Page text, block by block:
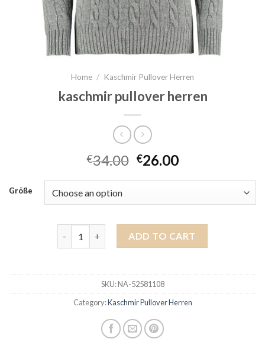
Home / Kaschmir Pullover Herren
kaschmir pullover herren
€34.00 €26.00
Größe
kaschmir pullover herren quantity
ADD TO CART
SKU:NA-52581108
Category:Kaschmir Pullover Herren